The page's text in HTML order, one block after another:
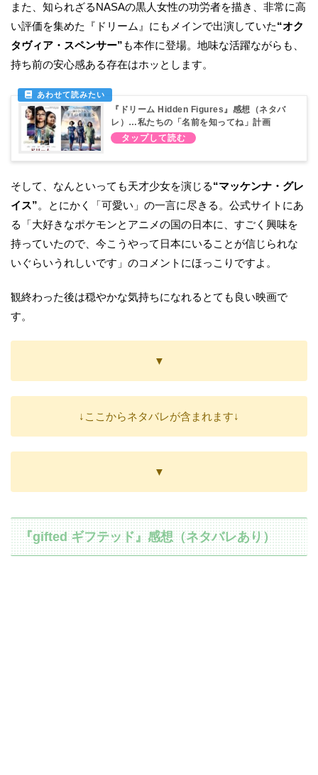
また、知られざるNASAの黒人女性の功労者を描き、非常に高
い評価を集めた『ドリーム』にもメインで出演していた“オク
タヴィア・スペンサー”も本作に登場。地味な活躍ながらも、
持ち前の安心感ある存在はホッとします。
『ドリーム Hidden Figures』感想（ネタバ
レ）…私たちの「名前を知ってね」計画
そして、なんといっても天才少女を演じる“マッケンナ・グレ
イス”。とにかく「可愛い」の一言に尽きる。公式サイトにあ
る「大好きなポケモンとアニメの国の日本に、すごく興味を
持っていたので、今こうやって日本にいることが信じられな
いぐらいうれしいです」のコメントにほっこりですよ。
観終わった後は穏やかな気持ちになれるとても良い映画で
す。
▼
↓ここからネタバレが含まれます↓
▼
『gifted ギフテッド』感想（ネタバレあり）